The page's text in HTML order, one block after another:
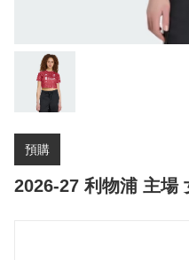
預購
2026-27 利物浦 主場